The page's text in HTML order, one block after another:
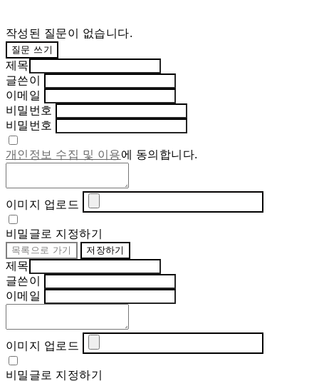
작성된 질문이 없습니다.
질문 쓰기
제목
글쓴이
이메일
비밀번호
비밀번호
개인정보 수집 및 이용에 동의합니다.
이미지 업로드
비밀글로 지정하기
목록으로 가기 저장하기
제목
글쓴이
이메일
이미지 업로드
비밀글로 지정하기